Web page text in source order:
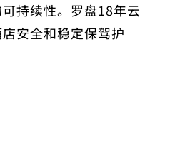
持续性。罗盘18年云
安全和稳定保驾护